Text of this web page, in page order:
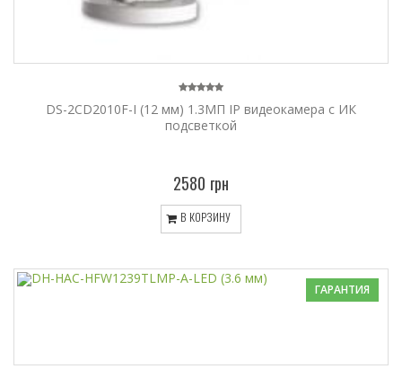
DS-2CD2010F-I (12 мм) 1.3МП IP видеокамера с ИК
подсветкой
2580 грн
В КОРЗИНУ
ГАРАНТИЯ